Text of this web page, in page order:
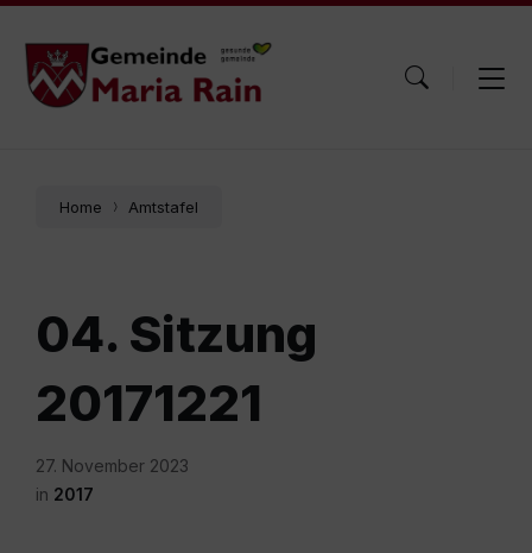
Skip
content
Skip
main
navigation
Skip
footer
Home Amtstafel
04. Sitzung
20171221
27. November 2023
in 2017